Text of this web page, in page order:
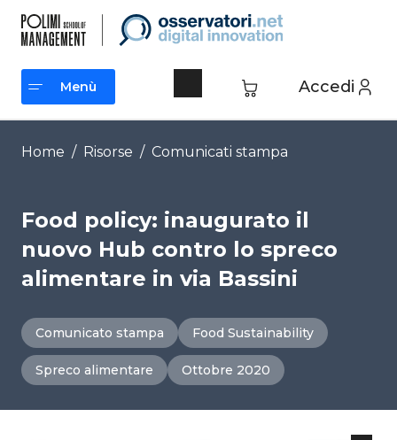
contenuto
Accedi
Menù
Menù
Home / Risorse / Comunicati stampa
Food policy: inaugurato il
nuovo Hub contro lo spreco
alimentare in via Bassini
Comunicato stampa Food Sustainability
Spreco alimentare Ottobre 2020